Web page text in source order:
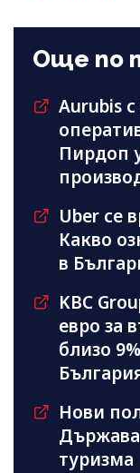
Още по
Aurubis
Пирдоп
Uber се
Какво
в
KBC
евро за
близо
Нови
туризма